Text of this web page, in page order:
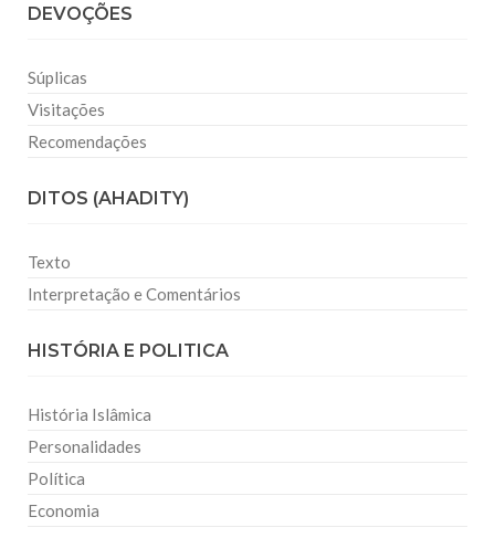
DEVOÇÕES
Súplicas
Visitações
Recomendações
DITOS (AHADITY)
Texto
Interpretação e Comentários
HISTÓRIA E POLITICA
História Islâmica
Personalidades
Política
Economia